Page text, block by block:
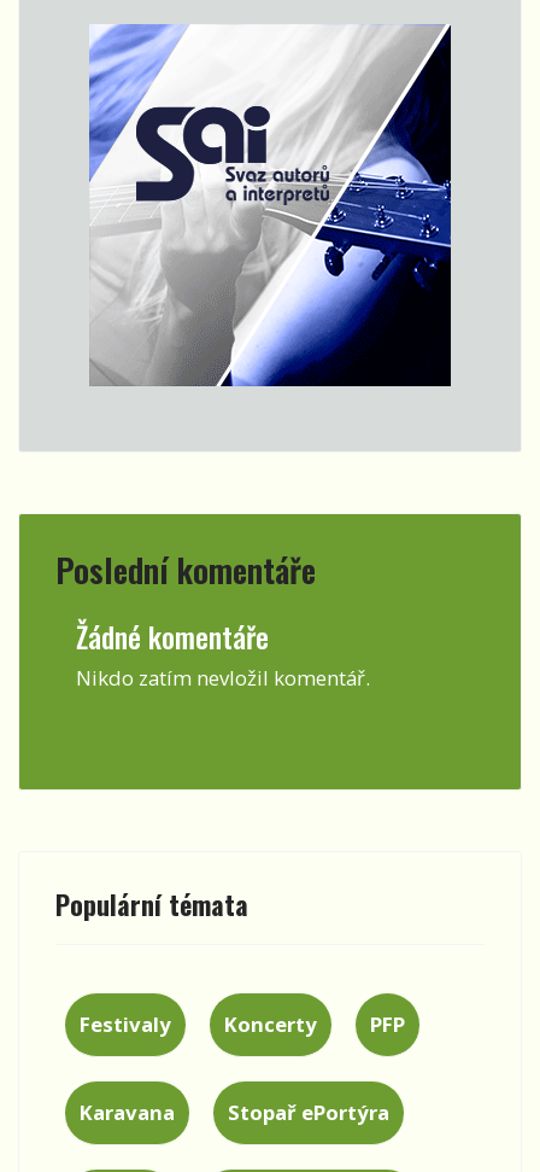
Poslední komentáře
Žádné komentáře
Nikdo zatím nevložil komentář.
Populární témata
Festivaly Koncerty PFP
Karavana Stopař ePortýra